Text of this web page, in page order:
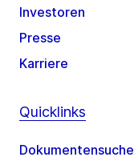
Investoren
Presse
Karriere
Quicklinks
Dokumentensuche